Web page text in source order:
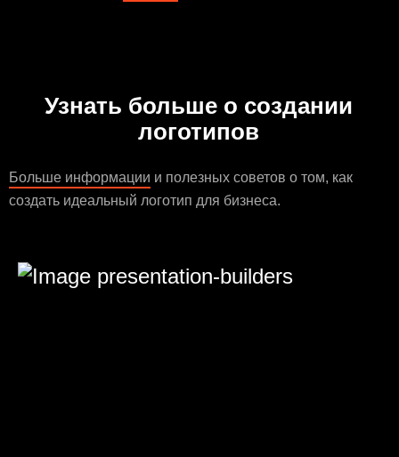
Узнать больше о создании
логотипов
Больше информации и полезных советов о том, как
создать идеальный логотип для бизнеса.